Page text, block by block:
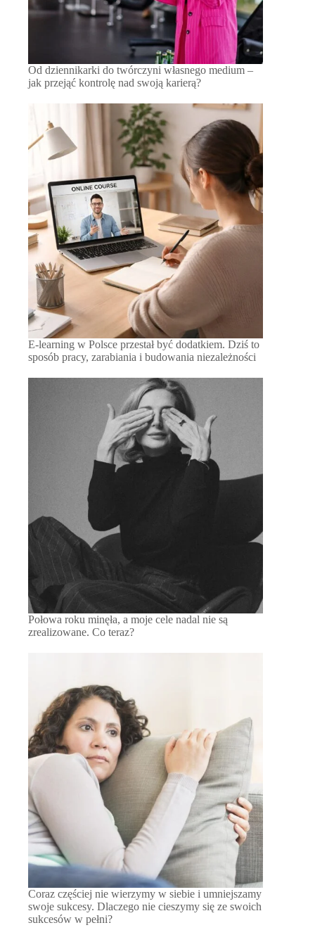
Od dziennikarki do twórczyni własnego medium –
jak przejąć kontrolę nad swoją karierą?
E-learning w Polsce przestał być dodatkiem. Dziś to
sposób pracy, zarabiania i budowania niezależności
Połowa roku minęła, a moje cele nadal nie są
zrealizowane. Co teraz?
Coraz częściej nie wierzymy w siebie i umniejszamy
swoje sukcesy. Dlaczego nie cieszymy się ze swoich
sukcesów w pełni?